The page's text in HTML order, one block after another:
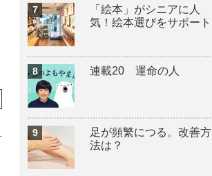
「絵本」がシニアに人
気！絵本選びをサポート
連載20 運命の人
足が頻繁につる。改善方
法は？